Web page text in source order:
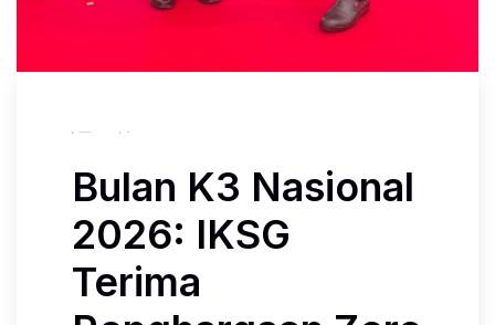
Bulan K3 Nasional
2026: IKSG
Terima